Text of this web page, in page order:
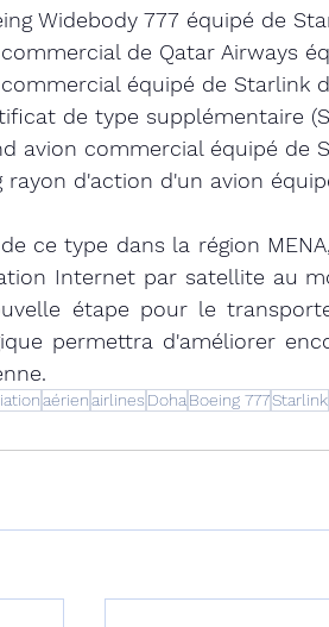
Widebody 777 équipé de
de Qatar Airways
équipé de Starlink
de type supplémentaire
avion commercial équipé de
rayon d'action d'un avion
ce type dans la région
Internet par satellite au
étape pour le
permettra d'améliorer
aérienairlines Doha Boeing 777Starlink